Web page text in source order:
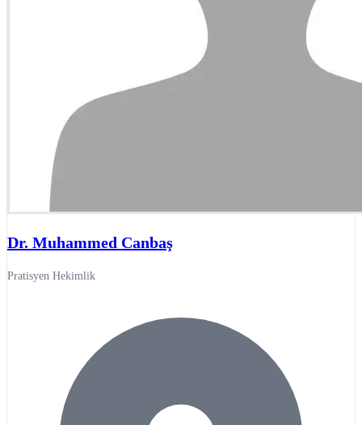
Dr. Muhammed Canbaş
Pratisyen Hekimlik